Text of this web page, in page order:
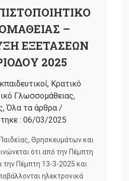
–
ΕΞΕΤΑΣΕΩΝ
2025
, Κρατικό
Γλωσσομάθειας,
,Όλα τα άρθρα /
: 06/03/2025
Θρησκευμάτων και
ότι από την Πέμπτη
την Πέμπτη 13-3-2025 και
ηλεκτρονικά